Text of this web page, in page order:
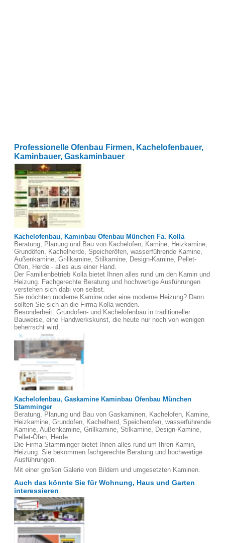
Professionelle Ofenbau Firmen, Kachelofenbauer,
Kaminbauer, Gaskaminbauer
Kachelofenbau, Kaminbau Ofenbau München Fa. Kolla
Beratung, Planung und Bau von Kachelöfen, Kamine, Heizkamine,
Grundöfen, Kachelherde, Speicheröfen, wasserführende Kamine,
Außenkamine, Grillkamine, Stilkamine, Design-Kamine, Pellet-
Öfen, Herde - alles aus einer Hand.
Der Familienbetrieb Kolla bietet Ihnen alles rund um den Kamin und
Heizung. Fachgerechte Beratung und hochwertige Ausführungen
verstehen sich dabi von selbst.
Sie möchten moderne Kamine oder eine moderne Heizung? Dann
sollten Sie sich an die Firma Kolla wenden.
Besonderheit: Grundofen- und Kachelofenbau in traditioneller
Bauweise, eine Handwerkskunst, die heute nur noch von wenigen
beherrscht wird.
Kachelofenbau, Gaskamine Kaminbau Ofenbau München
Stamminger
Beratung, Planung und Bau von Gaskaminen, Kachelofen, Kamine,
Heizkamine, Grundofen, Kachelherd, Speicherofen, wasserführende
Kamine, Außenkamine, Grillkamine, Stilkamine, Design-Kamine,
Pellet-Öfen, Herde.
Die Firma Stamminger bietet Ihnen alles rund um Ihren Kamin,
Heizung. Sie bekommen fachgerechte Beratung und hochwertige
Ausführungen.
Mit einer großen Galerie von Bildern und umgesetzten Kaminen.
Auch das könnte Sie für Wohnung, Haus und Garten
interessieren